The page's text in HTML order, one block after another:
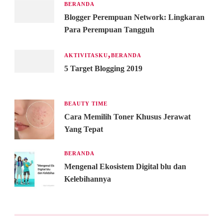
BERANDA
Blogger Perempuan Network: Lingkaran
Para Perempuan Tangguh
AKTIVITASKU BERANDA
5 Target Blogging 2019
BEAUTY TIME
Cara Memilih Toner Khusus Jerawat
Yang Tepat
BERANDA
Mengenal Ekosistem Digital blu dan
Kelebihannya